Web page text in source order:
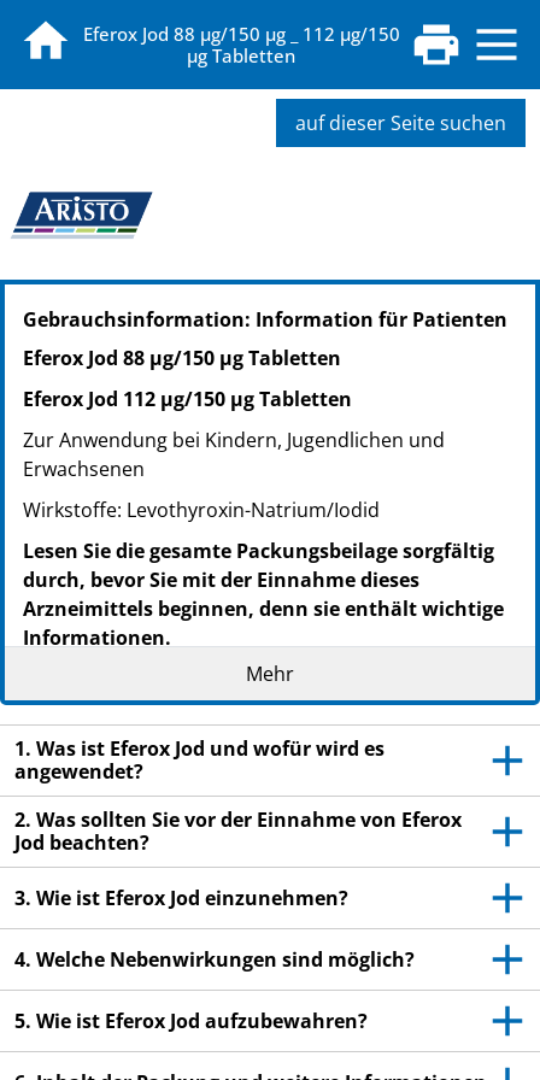
Eferox Jod 88 µg/150 µg _ 112 µg/150
µg Tabletten
auf dieser Seite suchen
PZN: 07091402
PPN: 110709140288
Gebrauchsinformation: Information für Patienten
Eferox Jod 88 µg/150 µg Tabletten
Eferox Jod 112 µg/150 µg Tabletten
Zur Anwendung bei Kindern, Jugendlichen und
Erwachsenen
Wirkstoffe: Levothyroxin-Natrium/Iodid
Lesen Sie die gesamte Packungsbeilage sorgfältig
durch, bevor Sie mit der Einnahme dieses
Arzneimittels beginnen, denn sie enthält wichtige
Informationen.
Heben Sie die Packungsbeilage auf. Vielleicht
möchten Sie diese später nochmals lesen.
Wenn Sie weitere Fragen haben, wenden Sie sich
an Ihren Arzt oder Apotheker.
Dieses Arzneimittel wurde Ihnen persönlich
verschrieben. Geben Sie es nicht an Dritte weiter.
Es kann anderen Menschen schaden, auch wenn
diese die gleichen Beschwerden haben wie Sie.
Wenn Sie Nebenwirkungen bemerken, wenden Sie
sich an Ihren Arzt oder Apotheker. Dies gilt auch
für Nebenwirkungen, die nicht in dieser
Packungsbeilage angegeben sind. Siehe Abschnitt
4.
Mehr
1. Was ist Eferox Jod und wofür wird es
angewendet?
2. Was sollten Sie vor der Einnahme von Eferox
Jod beachten?
3. Wie ist Eferox Jod einzunehmen?
4. Welche Nebenwirkungen sind möglich?
5. Wie ist Eferox Jod aufzubewahren?